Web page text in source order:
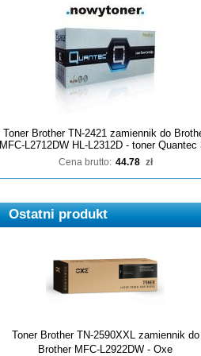
Toner Brother TN-2421 zamiennik do
MFC-L2712DW HL-L2312D - toner Quantec
Cena brutto: 44.78 zł
Ostatni produkt
Toner Brother TN-2590XXL zamiennik do
Brother MFC-L2922DW - Oxe